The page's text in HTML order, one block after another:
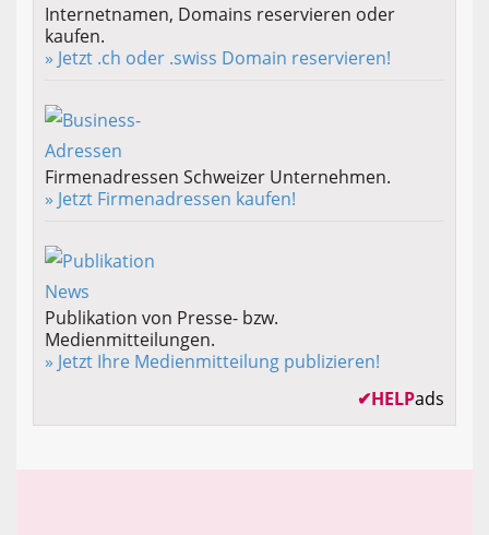
Internetnamen, Domains reservieren oder
kaufen.
» Jetzt .ch oder .swiss Domain reservieren!
Firmenadressen Schweizer Unternehmen.
» Jetzt Firmenadressen kaufen!
Publikation von Presse- bzw.
Medienmitteilungen.
» Jetzt Ihre Medienmitteilung publizieren!
✔HELPads